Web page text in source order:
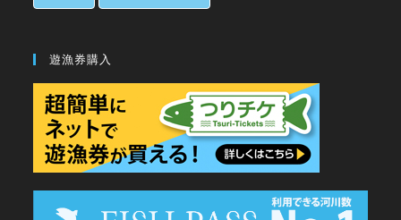
遊漁券購入